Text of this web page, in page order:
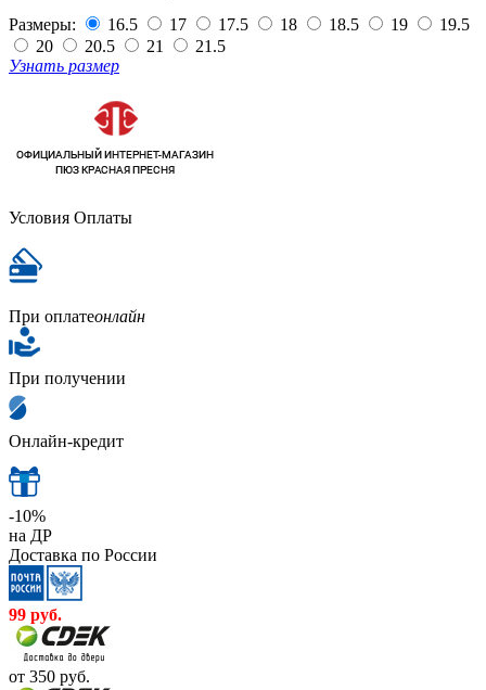
Размеры:
16.5 17 17.5 18 18.5 19
19.5
20
20.5 21
21.5
Узнать размер
Условия Оплаты
При оплатеонлайн
При получении
Онлайн-кредит
-10%
на ДР
Доставка по России
99 руб.
от 350 руб.